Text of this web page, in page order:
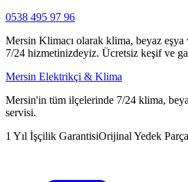
0538 495 97 96
Mersin Klimacı olarak klima, beyaz
7/24 hizmetinizdeyiz. Ücretsiz keşif ve
Mersin Elektrikçi & Klima
Mersin'in tüm ilçelerinde 7/24 klima,
servisi.
1 Yıl İşçilik GarantisiOrijinal Yedek Parça